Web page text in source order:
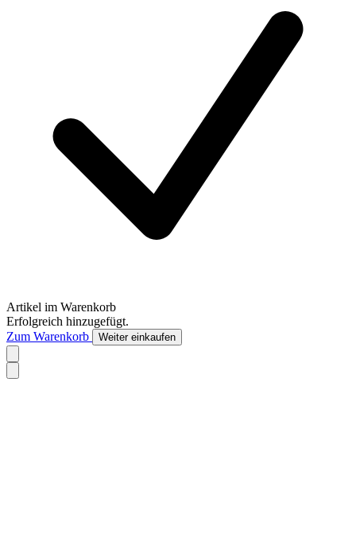
Artikel im Warenkorb
Erfolgreich hinzugefügt.
Zum Warenkorb
Weiter einkaufen